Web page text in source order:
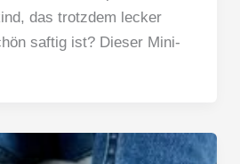
das trotzdem lecker
saftig ist? Dieser Mini-